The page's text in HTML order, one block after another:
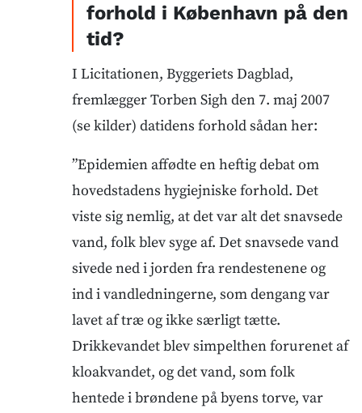
forhold i København på den
tid?
I Licitationen, Byggeriets Dagblad,
fremlægger Torben Sigh den 7. maj 2007
(se kilder) datidens forhold sådan her:
”Epidemien affødte en heftig debat om
hovedstadens hygiejniske forhold. Det
viste sig nemlig, at det var alt det snavsede
vand, folk blev syge af. Det snavsede vand
sivede ned i jorden fra rendestenene og
ind i vandledningerne, som dengang var
lavet af træ og ikke særligt tætte.
Drikkevandet blev simpelthen forurenet af
kloakvandet, og det vand, som folk
hentede i brøndene på byens torve, var